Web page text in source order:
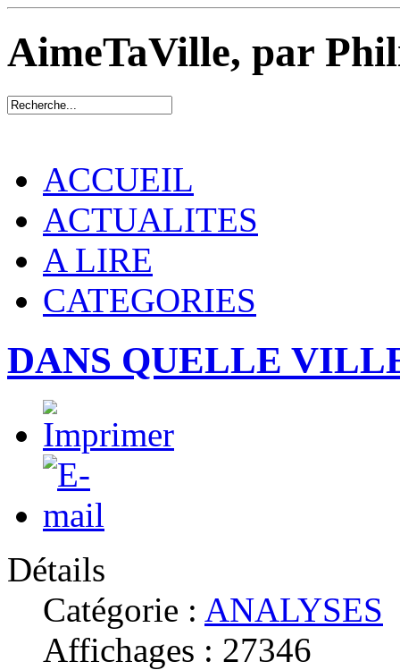
AimeTaVille, par
ACCUEIL
ACTUALITES
A LIRE
CATEGORIES
DANS QUELLE
Détails
Catégorie : ANALYSES
Affichages : 27346